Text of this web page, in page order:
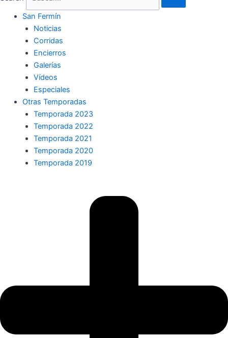
San Fermín
Noticias
Corridas
Encierros
Galerías
Vídeos
Especiales
Otras Temporadas
Temporada 2023
Temporada 2022
Temporada 2021
Temporada 2020
Temporada 2019